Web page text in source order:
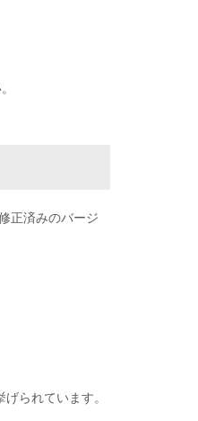
正済みのバージ
られています。